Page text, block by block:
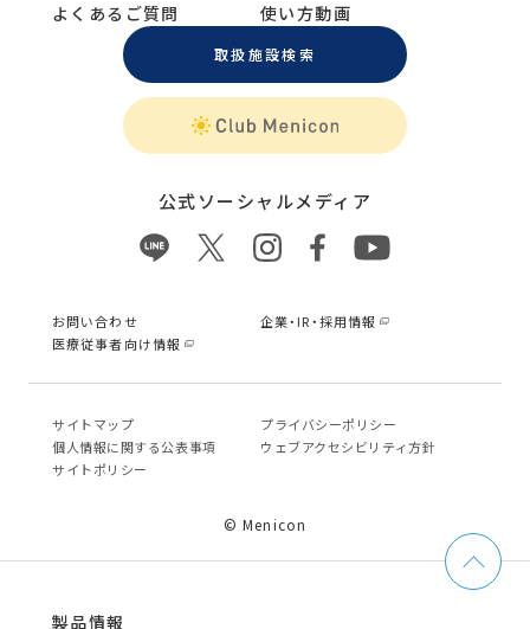
よくあるご質問 使い方動画
取扱施設検索
公式ソーシャルメディア
お問い合わせ
企業・IR・採用情報
医療従事者向け情報
サイトマップ
プライバシーポリシー
個⼈情報に関する公表事項
ウェブアクセシビリティ方針
サイトポリシー
© Menicon
製品情報